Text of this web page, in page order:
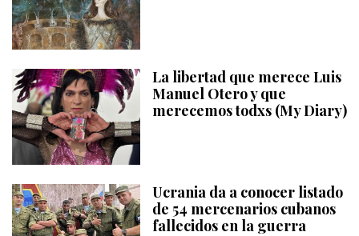
La libertad que merece Luis
Manuel Otero y que
merecemos todxs (My Diary)
Ucrania da a conocer listado
de 54 mercenarios cubanos
fallecidos en la guerra